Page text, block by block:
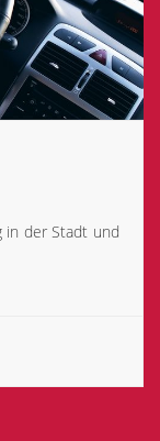
in der Stadt und